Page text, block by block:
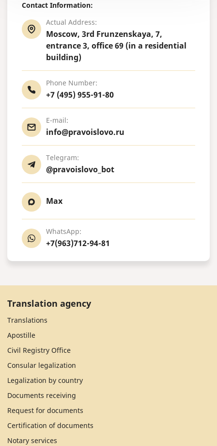
Contact Information:
Actual Address:
Moscow, 3rd Frunzenskaya, 7,
entrance 3, office 69 (in a residential
building)
Phone Number:
+7 (495) 955-91-80
E-mail:
info@pravoislovo.ru
Telegram:
@pravoislovo_bot
Max
WhatsApp:
+7(963)712-94-81
Translation agency
Translations
Apostille
Civil Registry Office
Consular legalization
Legalization by country
Documents receiving
Request for documents
Certification of documents
Notary services